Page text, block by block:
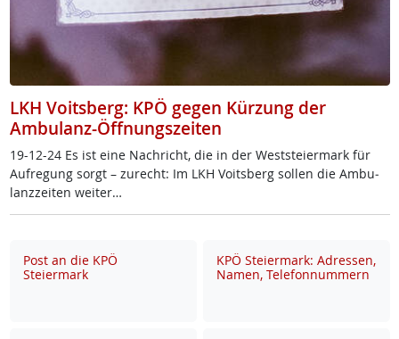
LKH Voitsberg: KPÖ gegen Kürzung der
Ambulanz-Öffnungszeiten
19-12-24 Es ist ei­ne Nach­richt, die in der West­s­tei­er­mark für
Auf­re­gung sorgt – zu­recht: Im LKH Voits­berg sol­len die Am­bu­
lanz­zei­ten wei­ter…
Post an die KPÖ
Steiermark
KPÖ Steiermark: Adressen,
Namen, Telefonnummern